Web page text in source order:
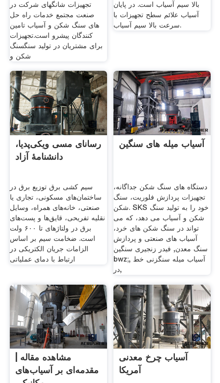
تجهیزات شانگهای شرکت در
صنعت مجتمع خدمات راه حل
های سنگ شکن و آسیاب تامین
کنندگان پیشرو است.تجهیزات
برای مشتریان در تولید سنگسنگ
شکن و
بالا سیم آسیاب است. در پایان
آسیاب علائم سطح تجهیزات با
سرعت بالا سیم آسیاب.
رسانای مسی ویکی‌پدیا،
دانشنامهٔ آزاد
سیم کشی برق توزیع برق در
ساختمان‌های مسکونی، تجاری یا
صنعتی، خانه‌های همراه، وسایل
نقلیه تفریحی، قایق‌ها و پست‌های
برق در ولتاژهای تا ۶۰۰ ولت
است. ضخامت سیم بر اساس
الزامات جریان الکتریکی در
ارتباط با دمای عملیاتی
آسیاب میله های سنگین
دستگاه های سنگ شکن جداگانه،
تجهیزات پردازش فلوریت، سنگ
شکن. SKS خود را به تولید سنگ
شکن و آسیاب می دهد، که می
تواند در سنگ شکن های خرد،
آسیاب های صنعتی و پردازش
سنگ معدن, فیدر زنجیری سنگین
bwz;, آسیاب میله سنگزنی خط
در,
مشاهده مقاله |
مقدمه‌ای بر آسیاب‌های
آسیاب چرخ معدنی
آمریکا